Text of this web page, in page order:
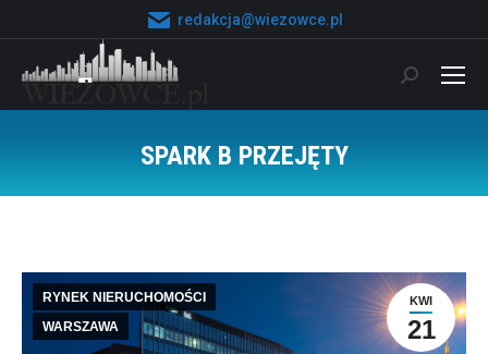
redakcja@wiezowce.pl
Szukaj:
SPARK B PRZEJĘTY
KWI
21
RYNEK NIERUCHOMOŚCI
WARSZAWA